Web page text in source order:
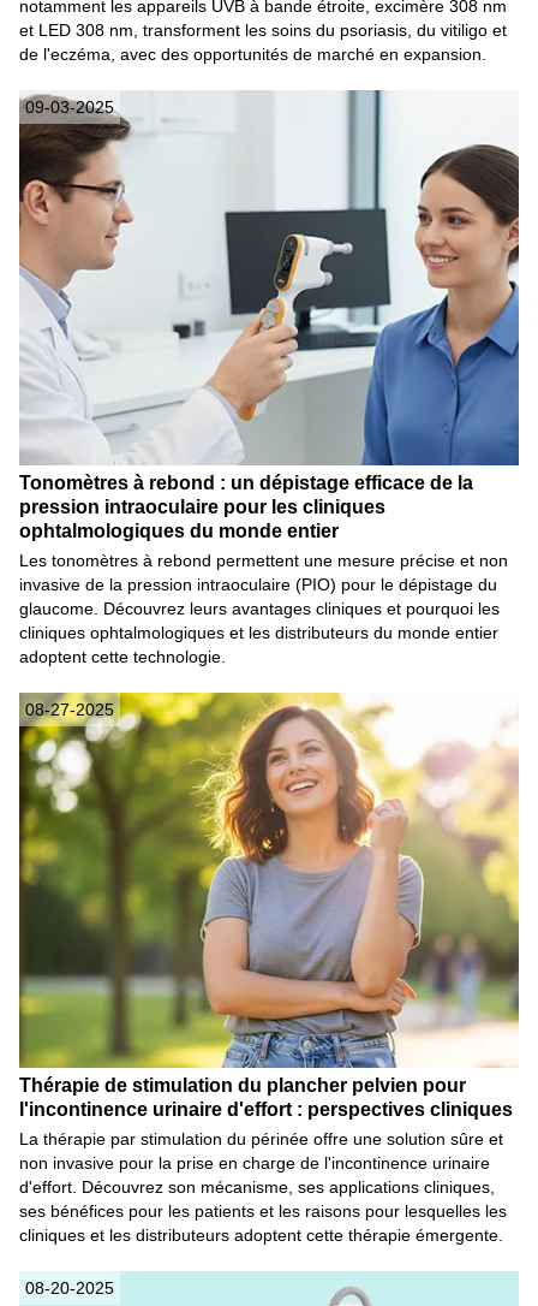
notamment les appareils UVB à bande étroite, excimère 308 nm
et LED 308 nm, transforment les soins du psoriasis, du vitiligo et
de l'eczéma, avec des opportunités de marché en expansion.
09-03-2025
Tonomètres à rebond : un dépistage efficace de la
pression intraoculaire pour les cliniques
ophtalmologiques du monde entier
Les tonomètres à rebond permettent une mesure précise et non
invasive de la pression intraoculaire (PIO) pour le dépistage du
glaucome. Découvrez leurs avantages cliniques et pourquoi les
cliniques ophtalmologiques et les distributeurs du monde entier
adoptent cette technologie.
08-27-2025
Thérapie de stimulation du plancher pelvien pour
l'incontinence urinaire d'effort : perspectives cliniques
La thérapie par stimulation du périnée offre une solution sûre et
non invasive pour la prise en charge de l'incontinence urinaire
d'effort. Découvrez son mécanisme, ses applications cliniques,
ses bénéfices pour les patients et les raisons pour lesquelles les
cliniques et les distributeurs adoptent cette thérapie émergente.
08-20-2025